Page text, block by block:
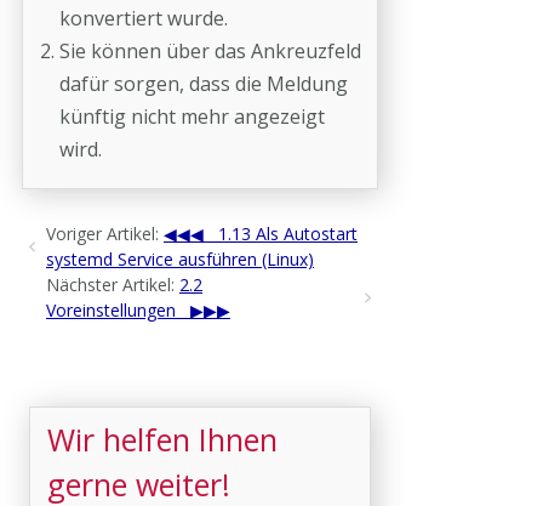
konvertiert wurde.
Sie können über das Ankreuzfeld
dafür sorgen, dass die Meldung
künftig nicht mehr angezeigt
wird.
Voriger Artikel:
1.13 Als Autostart
systemd Service ausführen (Linux)
Nächster Artikel: 2.2
Voreinstellungen
Wir helfen Ihnen
gerne weiter!